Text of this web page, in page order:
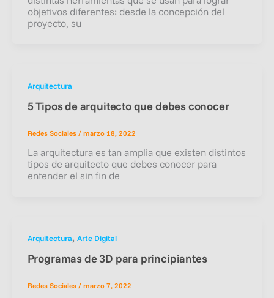
objetivos diferentes: desde la concepción del
proyecto, su
Arquitectura
5 Tipos de arquitecto que debes conocer
Redes Sociales / marzo 18, 2022
La arquitectura es tan amplia que existen distintos
tipos de arquitecto que debes conocer para
entender el sin fin de
Arquitectura, Arte Digital
Programas de 3D para principiantes
Redes Sociales / marzo 7, 2022